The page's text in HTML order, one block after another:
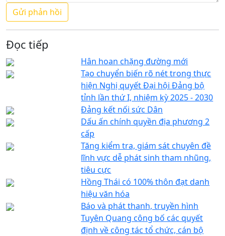
Đọc tiếp
Hân hoan chặng đường mới
Tạo chuyển biến rõ nét trong thực
hiện Nghị quyết Đại hội Đảng bộ
tỉnh lần thứ I, nhiệm kỳ 2025 - 2030
Đảng kết nối sức Dân
Dấu ấn chính quyền địa phương 2
cấp
Tăng kiểm tra, giám sát chuyên đề
lĩnh vực dễ phát sinh tham nhũng,
tiêu cực
Hồng Thái có 100% thôn đạt danh
hiệu văn hóa
Báo và phát thanh, truyền hình
Tuyên Quang công bố các quyết
định về công tác tổ chức, cán bộ